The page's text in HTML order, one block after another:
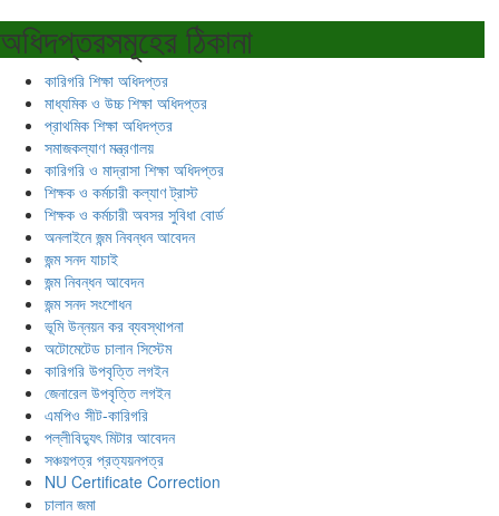
অধিদপ্তরসমূহের ঠিকানা
কারিগরি শিক্ষা অধিদপ্তর
মাধ্যমিক ও উচ্চ শিক্ষা অধিদপ্তর
প্রাথমিক শিক্ষা অধিদপ্তর
সমাজকল্যাণ মন্ত্রণালয়
কারিগরি ও মাদ্রাসা শিক্ষা অধিদপ্তর
শিক্ষক ও কর্মচারী কল্যাণ ট্রাস্ট
শিক্ষক ও কর্মচারী অবসর সুবিধা বোর্ড
অনলাইনে জন্ম নিবন্ধন আবেদন
জন্ম সনদ যাচাই
জন্ম নিবন্ধন আবেদন
জন্ম সনদ সংশোধন
ভূমি উন্নয়ন কর ব্যবস্থাপনা
অটোমেটেড চালান সিস্টেম
কারিগরি উপবৃত্তি লগইন
জেনারেল উপবৃত্তি লগইন
এমপিও সীট-কারিগরি
পল্লীবিদ্যুৎ মিটার আবেদন
সঞ্চয়পত্র প্রত্যয়নপত্র
NU Certificate Correction
চালান জমা